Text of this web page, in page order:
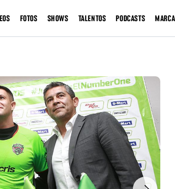
FOTOS SHOWS TALENTOS PODCASTS